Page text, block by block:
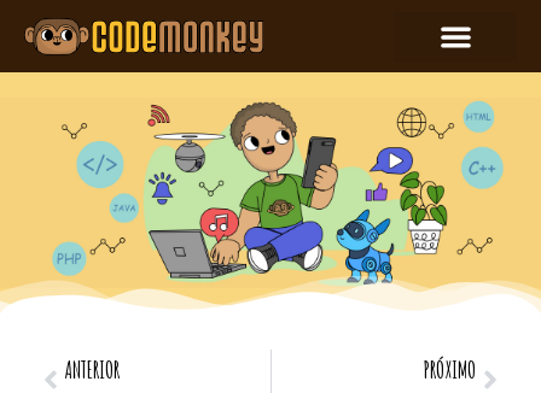
ANTERIOR PRÓXIMO